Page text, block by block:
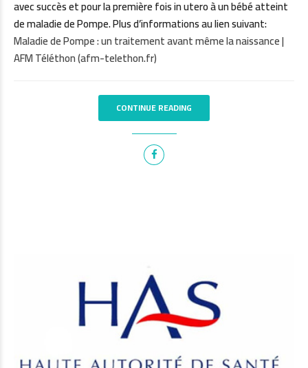
avec succès et pour la première fois in utero à un bébé atteint
de maladie de Pompe. Plus d’informations au lien suivant:
Maladie de Pompe : un traitement avant même la naissance |
AFM Téléthon (afm-telethon.fr)
CONTINUE READING